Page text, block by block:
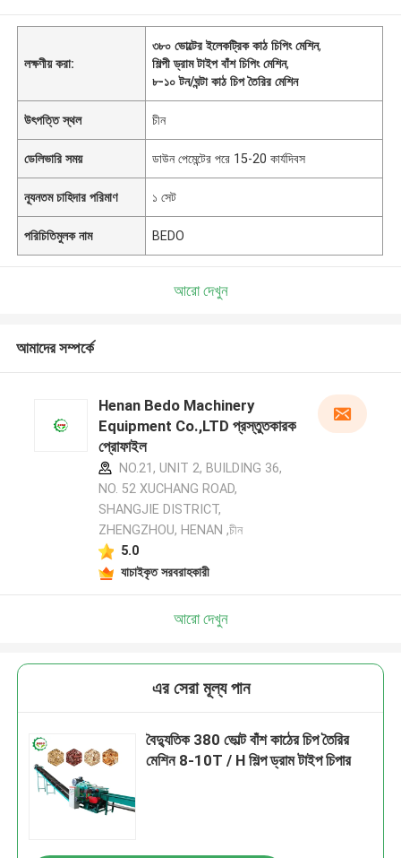
লক্ষণীয় করা:
৩৮০ ভোল্টের ইলেকট্রিক কাঠ চিপিং মেশিন,
শিল্পী ড্রাম টাইপ বাঁশ চিপিং মেশিন,
৮-১০ টন/ঘন্টা কাঠ চিপ তৈরির মেশিন
উৎপত্তি স্থল চীন
ডেলিভারি সময় ডাউন পেমেন্টের পরে 15-20 কার্যদিবস
ন্যূনতম চাহিদার পরিমাণ ১ সেট
পরিচিতিমুলক নাম BEDO
আরো দেখুন
আমাদের সম্পর্কে
Henan Bedo Machinery
Equipment Co.,LTD প্রস্তুতকারক
প্রোফাইল
NO.21, UNIT 2, BUILDING 36,
NO. 52 XUCHANG ROAD,
SHANGJIE DISTRICT,
ZHENGZHOU, HENAN ,চীন
5.0
যাচাইকৃত সরবরাহকারী
আরো দেখুন
এর সেরা মূল্য পান
বৈদ্যুতিক 380 ভোল্ট বাঁশ কাঠের চিপ তৈরির
মেশিন 8-10T / H শিল্প ড্রাম টাইপ চিপার